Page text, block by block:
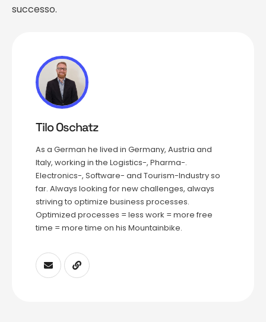
successo.
Tilo Oschatz
As a German he lived in Germany, Austria and
Italy, working in the Logistics-, Pharma-.
Electronics-, Software- and Tourism-Industry so
far. Always looking for new challenges, always
striving to optimize business processes.
Optimized processes = less work = more free
time = more time on his Mountainbike.